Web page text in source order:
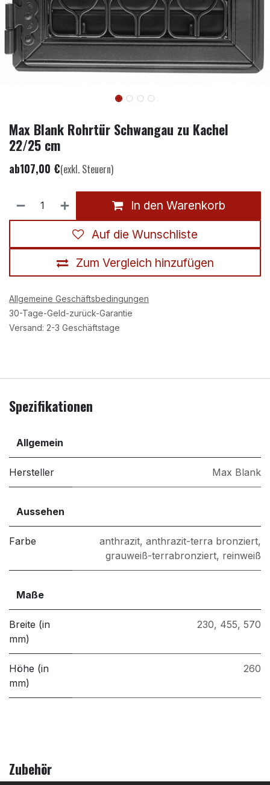
Max Blank Rohrtür Schwangau zu Kachel
22/25 cm
ab107,00 €(exkl. Steuern)
In den Warenkorb
Zum Vergleich hinzufügen
Auf die Wunschliste
Allgemeine Geschäftsbedingungen
30-Tage-Geld-zurück-Garantie
Versand: 2-3 Geschäftstage
Spezifikationen
Allgemein
Hersteller Max Blank
Aussehen
Farbe anthrazit, anthrazit-terra bronziert,
grauweiß-terrabronziert, reinweiß
Maße
Breite (in
mm)
230, 455, 570
Höhe (in
mm)
260
Zubehör